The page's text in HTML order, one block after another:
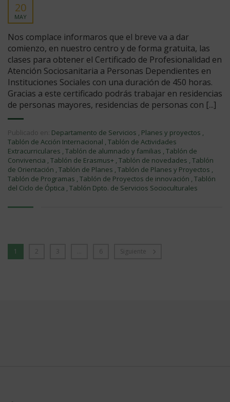
20
MAY
Nos complace informaros que el breve va a dar
comienzo, en nuestro centro y de forma gratuita, las
clases para obtener el Certificado de Profesionalidad en
Atención Sociosanitaria a Personas Dependientes en
Instituciones Sociales con una duración de 450 horas.
Gracias a este certificado podrás trabajar en residencias
de personas mayores, residencias de personas con [...]
Publicado en: Departamento de Servicios , Planes y proyectos ,
Tablón de Acción Internacional , Tablón de Actividades
Extracurriculares , Tablón de alumnado y familias , Tablón de
Convivencia , Tablón de Erasmus+ , Tablón de novedades , Tablón
de Orientación , Tablón de Planes , Tablón de Planes y Proyectos ,
Tablón de Programas , Tablón de Proyectos de innovación , Tablón
del Ciclo de Óptica , Tablón Dpto. de Servicios Socioculturales
1 2 3 6 Siguiente